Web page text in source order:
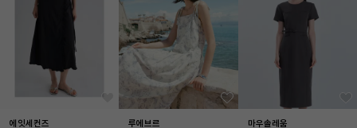
에잇세컨즈 루에브르 마우솔레움